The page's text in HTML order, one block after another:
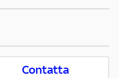
Contatta